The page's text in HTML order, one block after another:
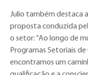
Julio também destaca
proposta conduzida
o setor: “Ao longo de
Programas Setoriais
encontramos um